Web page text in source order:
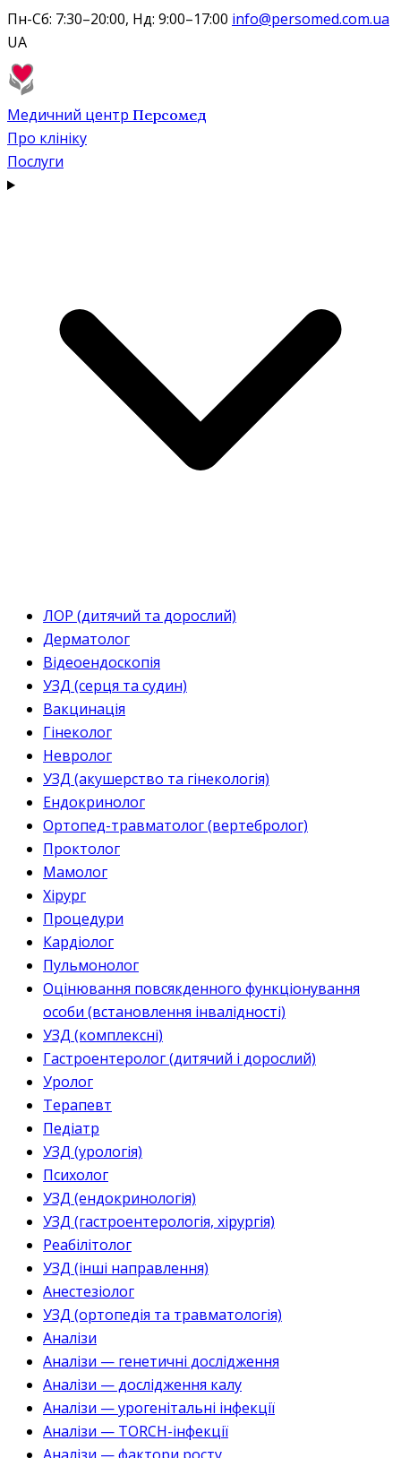
Пн-Сб: 7:30–20:00, Нд: 9:00–17:00 info@persomed.com.ua
UA
Медичний центр Персомед
Про клініку
Послуги
ЛОР (дитячий та дорослий)
Дерматолог
Відеоендоскопія
УЗД (серця та судин)
Вакцинація
Гінеколог
Невролог
УЗД (акушерство та гінекологія)
Ендокринолог
Ортопед-травматолог (вертебролог)
Проктолог
Мамолог
Хірург
Процедури
Кардіолог
Пульмонолог
Оцінювання повсякденного функціонування
особи (встановлення інвалідності)
УЗД (комплексні)
Гастроентеролог (дитячий і дорослий)
Уролог
Терапевт
Педіатр
УЗД (урологія)
Психолог
УЗД (ендокринологія)
УЗД (гастроентерологія, хірургія)
Реабілітолог
УЗД (інші направлення)
Анестезіолог
УЗД (ортопедія та травматологія)
Аналізи
Аналізи — генетичні дослідження
Аналізи — дослідження калу
Аналізи — урогенітальні інфекції
Аналізи — TORCH-інфекції